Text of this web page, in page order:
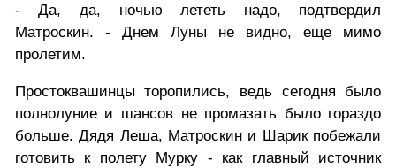
- Да, да, ночью лететь надо, подтвердил
Матроскин. - Днем Луны не видно, еще мимо
пролетим.
Простоквашинцы торопились, ведь сегодня было
полнолуние и шансов не промазать было гораздо
больше. Дядя Леша, Матроскин и Шарик побежали
готовить к полету Мурку - как главный источник